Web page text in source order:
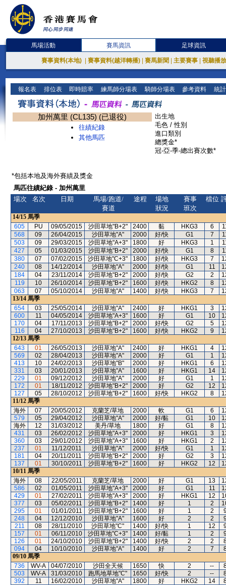
馬場活動 賽馬資訊 足球資訊
賽事資料(本地) 賽事資料(越洋轉播) 賽馬新聞 主要賽事 視聽播
報名表 排位表 即時賠率 練馬師分場表 騎師分場表 參考資料 統
加州萬里 (CL135) (已退役)
往績紀錄
其他馬匹
出生地
毛色 / 性別
進口類別
總獎金*
冠-亞-季-總出賽次數*
*包括本地及海外賽績及獎金
馬匹往績紀錄 - 加州萬里
場次
名次 日期
馬場/跑道/
賽道
途程
場地
狀況
賽事
班次
檔位
14/15 馬季
605
PU 09/05/2015 沙田草地"B+2" 2400 黏 HKG3 6
568
09 26/04/2015 沙田草地"A" 2000 好/快 G1 7
503
09 29/03/2015 沙田草地"A+3" 1800 好 HKG3 1
427
05 01/03/2015 沙田草地"B+2" 2000 好/快 G1 8
380
07 07/02/2015 沙田草地"C+3" 1800 好/快 HKG3 7
240
08 14/12/2014 沙田草地"A" 2000 好/快 G1 11
184
04 23/11/2014 沙田草地"B+2" 2000 好/快 G2 2
119
10 26/10/2014 沙田草地"B+2" 1600 好/快 HKG2 8
063
07 05/10/2014 沙田草地"A" 1400 好/快 HKG3 7
13/14 馬季
654
03 25/05/2014 沙田草地"A" 2400 好 HKG1 3
600
11 04/05/2014 沙田草地"A+3" 1600 好 G1 10
170
04 17/11/2013 沙田草地"B+2" 2000 好/快 G2 5
116
04 27/10/2013 沙田草地"B+2" 1600 好/快 HKG2 9
12/13 馬季
643
01 26/05/2013 沙田草地"A" 2400 好 HKG1 4
569
02 28/04/2013 沙田草地"A" 2000 好 G1 1
413
10 24/02/2013 沙田草地"B" 2000 好 HKG1 6
331
03 20/01/2013 沙田草地"A" 1600 好 HKG1 14
229
01 09/12/2012 沙田草地"A" 2000 好 G1 1
172
01 18/11/2012 沙田草地"B+2" 2000 好 G2 12
127
05 28/10/2012 沙田草地"B+2" 1600 好/快 HKG2 8
11/12 馬季
海外
07 20/05/2012 克蘭芝/草地 2000 軟 G1 6
579
05 29/04/2012 沙田草地"A" 2000 好/黏 G1 10
海外
12 31/03/2012 美丹/草地 1800 好 G1 8
431
03 26/02/2012 沙田草地"A+3" 2000 好 HKG1 3
360
03 29/01/2012 沙田草地"A+3" 1600 好 HKG1 2
237
01 11/12/2011 沙田草地"A" 2000 好/快 G1 1
181
04 20/11/2011 沙田草地"B+2" 2000 好 G2 3
137
01 30/10/2011 沙田草地"B+2" 1600 好 HKG2 12
10/11 馬季
海外
08 22/05/2011 克蘭芝/草地 2000 好 G1 13
586
02 01/05/2011 沙田草地"A+3" 2000 好 G1 11
429
01 27/02/2011 沙田草地"A+3" 2000 好 HKG1 12
377
03 05/02/2011 沙田草地"B+2" 1400 好 1 2
295
01 01/01/2011 沙田草地"B+2" 1600 好 1 2
248
04 12/12/2010 沙田草地"A" 1600 好 2 2
211
08 28/11/2010 沙田草地"C" 1400 好/快 1 12
157
01 06/11/2010 沙田草地"C+3" 1400 好/黏 1 2
126
01 24/10/2010 沙田草地"B+2" 1400 好/快 2 2
094
04 10/10/2010 沙田草地"A" 1400 好 2 7
09/10 馬季
736
WV-A 04/07/2010 沙田全天候 1650 快 2 --
503
WV-A 31/03/2010 跑馬地草地"C" 1650 好/快 2 --
392
11 16/02/2010 沙田草地"A" 1800 好 HKG2 14